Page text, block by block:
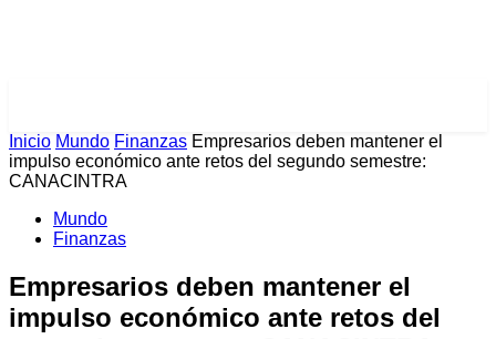
Inicio Mundo Finanzas Empresarios deben mantener el
impulso económico ante retos del segundo semestre:
CANACINTRA
Mundo
Finanzas
Empresarios deben mantener el
impulso económico ante retos del